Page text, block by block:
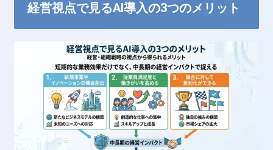
経営視点で見るAI導入の3つのメリット